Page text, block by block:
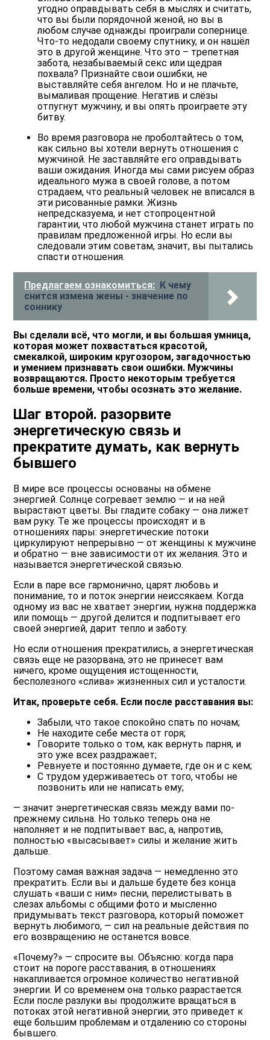
угодно оправдывать себя в мыслях и считать,
что вы были порядочной женой, но вы в
любом случае однажды проиграли сопернице.
Что-то недодали своему спутнику, и он нашёл
это в другой женщине. Что это – трепетная
забота, незабываемый секс или щедрая
похвала? Признайте свои ошибки, не
выставляйте себя ангелом. Но и не плачьте,
вымаливая прощение. Негатив и слёзы
отпугнут мужчину, и вы опять проиграете эту
битву.
Во время разговора не проболтайтесь о том,
как сильно вы хотели вернуть отношения с
мужчиной. Не заставляйте его оправдывать
ваши ожидания. Иногда мы сами рисуем образ
идеального мужа в своей голове, а потом
страдаем, что реальный человек не вписался в
эти рисованные рамки. Жизнь
непредсказуема, и нет стопроцентной
гарантии, что любой мужчина станет играть по
правилам предложенной игры. Но если вы
следовали этим советам, значит, вы пытались
спасти отношения.
Предлагаем ознакомиться: К чему
снится измена жены - значение по
соннику
Вы сделали всё, что могли, и вы большая умница,
которая может похвастаться красотой,
смекалкой, широким кругозором, загадочностью
и умением признавать свои ошибки. Мужчины
возвращаются. Просто некоторым требуется
больше времени, чтобы осознать это желание.
Шаг второй. разорвите
энергетическую связь и
прекратите думать, как вернуть
бывшего
В мире все процессы основаны на обмене
энергией. Солнце согревает землю ― и на ней
вырастают цветы. Вы гладите собаку ― она лижет
вам руку. Те же процессы происходят и в
отношениях пары: энергетические потоки
циркулируют непрерывно ― от женщины к мужчине
и обратно ― вне зависимости от их желания. Это и
называется энергетической связью.
Если в паре все гармонично, царят любовь и
понимание, то и поток энергии неиссякаем. Когда
одному из вас не хватает энергии, нужна поддержка
или помощь ― другой делится и подпитывает его
своей энергией, дарит тепло и заботу.
Но если отношения прекратились, а энергетическая
связь еще не разорвана, это не принесет вам
ничего, кроме ощущения истощенности,
бесполезного «слива» жизненных сил и усталости.
Итак, проверьте себя. Если после расставания вы:
Забыли, что такое спокойно спать по ночам;
Не находите себе места от горя;
Говорите только о том, как вернуть парня, и
это уже всех раздражает;
Ревнуете и постоянно думаете, где он и с кем;
С трудом удерживаетесь от того, чтобы не
позвонить или не написатьему;
― значит энергетическая связь между вами по-
прежнему сильна. Но только теперь она не
наполняет и не подпитывает вас, а, напротив,
полностью «высасывает» силы и желание жить
дальше.
Поэтому самая важная задача ― немедленно это
прекратить. Если вы и дальше будете без конца
слушать «ваши с ним» песни, перелистывать в
слезах альбомы с общими фото и мысленно
придумывать текст разговора, который поможет
вернуть любимого, ― сил на реальные действия по
его возвращению не останется вовсе.
«Почему?» ― спросите вы. Объясню: когда пара
стоит на пороге расставания, в отношениях
накапливается огромное количество негативной
энергии. И со временем она только разрастается.
Если после разлуки вы продолжите вращаться в
потоках этой негативной энергии, это приведет к
еще большим проблемам и отдалению со стороны
бывшего.